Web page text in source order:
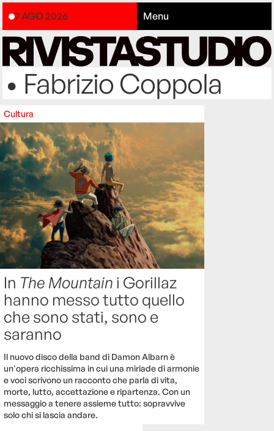
7 AGO 2026 Menu
• Fabrizio Coppola
Cultura
In The Mountain i Gorillaz
hanno messo tutto quello
che sono stati, sono e
saranno
Il nuovo disco della band di Damon Albarn è
un'opera ricchissima in cui una miriade di armonie
e voci scrivono un racconto che parla di vita,
morte, lutto, accettazione e ripartenza. Con un
messaggio a tenere assieme tutto: sopravvive
solo chi si lascia andare.